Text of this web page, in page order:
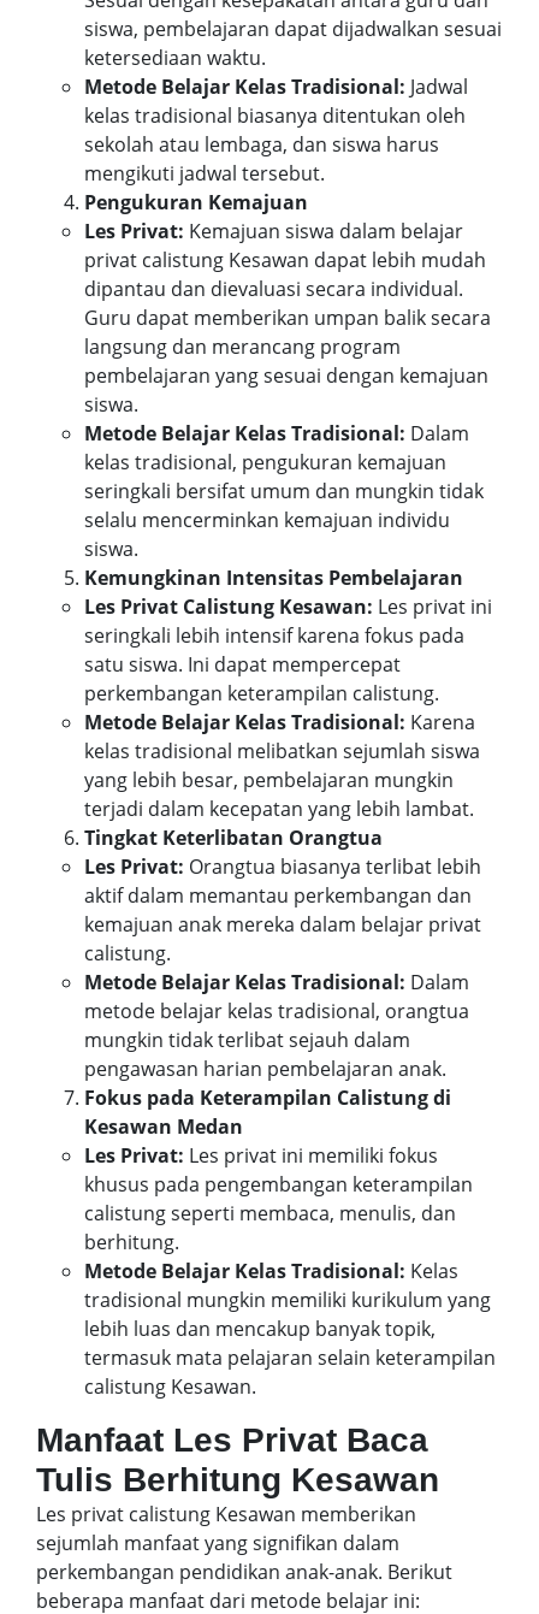
siswa, pembelajaran dapat dijadwalkan sesuai
ketersediaan waktu.
Metode Belajar Kelas Tradisional: Jadwal
kelas tradisional biasanya ditentukan oleh
sekolah atau lembaga, dan siswa harus
mengikuti jadwal tersebut.
Pengukuran Kemajuan
Les Privat: Kemajuan siswa dalam belajar
privat calistung Kesawan dapat lebih mudah
dipantau dan dievaluasi secara individual.
Guru dapat memberikan umpan balik secara
langsung dan merancang program
pembelajaran yang sesuai dengan kemajuan
siswa.
Metode Belajar Kelas Tradisional: Dalam
kelas tradisional, pengukuran kemajuan
seringkali bersifat umum dan mungkin tidak
selalu mencerminkan kemajuan individu
siswa.
Kemungkinan Intensitas Pembelajaran
Les Privat Calistung Kesawan: Les privat ini
seringkali lebih intensif karena fokus pada
satu siswa. Ini dapat mempercepat
perkembangan keterampilan calistung.
Metode Belajar Kelas Tradisional: Karena
kelas tradisional melibatkan sejumlah siswa
yang lebih besar, pembelajaran mungkin
terjadi dalam kecepatan yang lebih lambat.
Tingkat Keterlibatan Orangtua
Les Privat: Orangtua biasanya terlibat lebih
aktif dalam memantau perkembangan dan
kemajuan anak mereka dalam belajar privat
calistung.
Metode Belajar Kelas Tradisional: Dalam
metode belajar kelas tradisional, orangtua
mungkin tidak terlibat sejauh dalam
pengawasan harian pembelajaran anak.
Fokus pada Keterampilan Calistung di
Kesawan Medan
Les Privat: Les privat ini memiliki fokus
khusus pada pengembangan keterampilan
calistung seperti membaca, menulis, dan
berhitung.
Metode Belajar Kelas Tradisional: Kelas
tradisional mungkin memiliki kurikulum yang
lebih luas dan mencakup banyak topik,
termasuk mata pelajaran selain keterampilan
calistung Kesawan.
Manfaat Les Privat Baca
Tulis Berhitung Kesawan
Les privat calistung Kesawan memberikan
sejumlah manfaat yang signifikan dalam
perkembangan pendidikan anak-anak. Berikut
beberapa manfaat dari metode belajar ini: